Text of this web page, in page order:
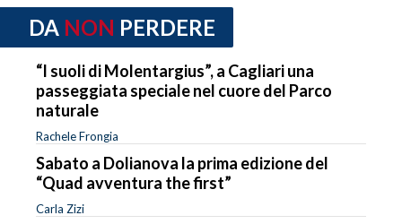
DA NON PERDERE
“I suoli di Molentargius”, a Cagliari una
passeggiata speciale nel cuore del Parco
naturale
Rachele Frongia
Sabato a Dolianova la prima edizione del
“Quad avventura the first”
Carla Zizi